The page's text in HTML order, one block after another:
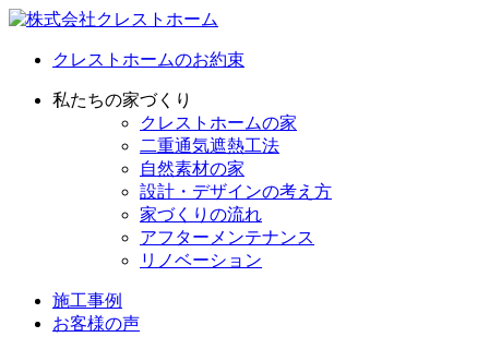
クレストホームのお約束
私たちの家づくり
クレストホームの家
二重通気遮熱工法
自然素材の家
設計・デザインの考え方
家づくりの流れ
アフターメンテナンス
リノベーション
施工事例
お客様の声